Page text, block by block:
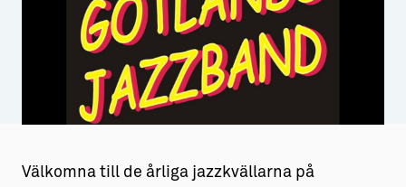
Aktiviteter
Sustainable Plejs
Möten & kongresser
Gotlands kulturarv
→ Gutamål och gotländska
Allt om bostad
→ Hyra bostad
→ Bygga hus
Välkomna till de årliga jazzkvällarna på